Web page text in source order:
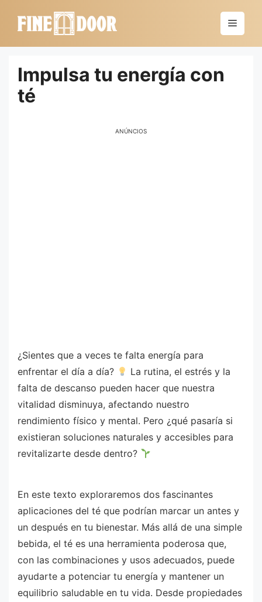
Menú
Impulsa tu energía con
té
ANÚNCIOS
¿Sientes que a veces te falta energía para
enfrentar el día a día?
La rutina, el estrés y la
falta de descanso pueden hacer que nuestra
vitalidad disminuya, afectando nuestro
rendimiento físico y mental. Pero ¿qué pasaría si
existieran soluciones naturales y accesibles para
revitalizarte desde dentro?
En este texto exploraremos dos fascinantes
aplicaciones del té que podrían marcar un antes y
un después en tu bienestar. Más allá de una simple
bebida, el té es una herramienta poderosa que,
con las combinaciones y usos adecuados, puede
ayudarte a potenciar tu energía y mantener un
equilibrio saludable en tu vida. Desde propiedades